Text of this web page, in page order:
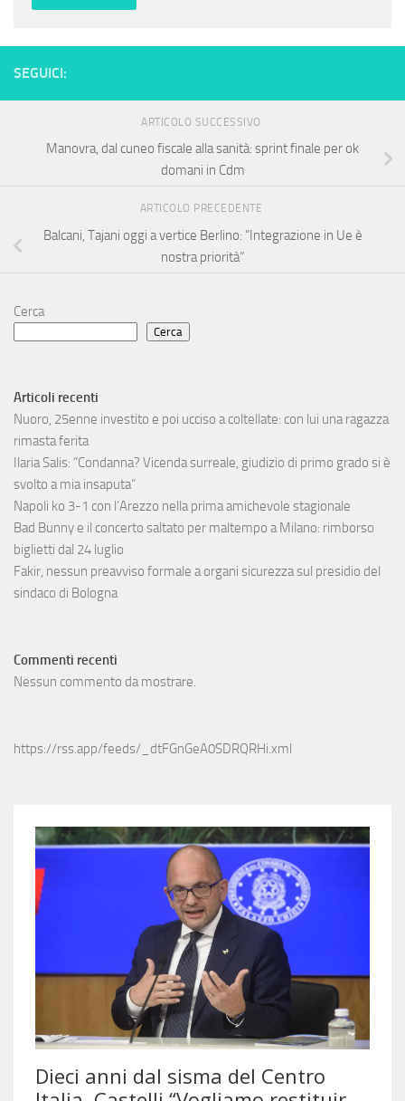
SEGUICI:
ARTICOLO SUCCESSIVO
Manovra, dal cuneo fiscale alla sanità: sprint finale per ok
domani in Cdm
ARTICOLO PRECEDENTE
Balcani, Tajani oggi a vertice Berlino: “Integrazione in Ue è
nostra priorità”
Cerca
Cerca
Articoli recenti
Nuoro, 25enne investito e poi ucciso a coltellate: con lui una ragazza
rimasta ferita
Ilaria Salis: “Condanna? Vicenda surreale, giudizio di primo grado si è
svolto a mia insaputa”
Napoli ko 3-1 con l’Arezzo nella prima amichevole stagionale
Bad Bunny e il concerto saltato per maltempo a Milano: rimborso
biglietti dal 24 luglio
Fakir, nessun preavviso formale a organi sicurezza sul presidio del
sindaco di Bologna
Commenti recenti
Nessun commento da mostrare.
https://rss.app/feeds/_dtFGnGeA0SDRQRHi.xml